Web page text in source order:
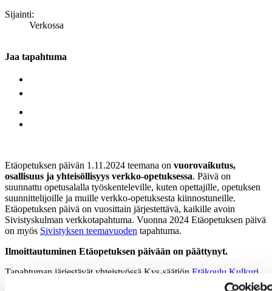
Sijainti:
Verkossa
Jaa tapahtuma
Etäopetuksen päivän 1.11.2024 teemana on vuorovaikutus,
osallisuus ja yhteisöllisyys verkko-opetuksessa. Päivä on
suunnattu opetusalalla työskenteleville, kuten opettajille, opetuksen
suunnittelijoille ja muille verkko-opetuksesta kiinnostuneille.
Etäopetuksen päivä on vuosittain järjestettävä, kaikille avoin
Sivistyskulman verkkotapahtuma. Vuonna 2024 Etäopetuksen päivä
on myös Sivistyksen teemavuoden tapahtuma.
Ilmoittautuminen Etäopetuksen päivään on päättynyt.
Tapahtuman järjestävät yhteistyössä Kvs-säätiön Etäkoulu Kulkuri,
. Päivä toimii